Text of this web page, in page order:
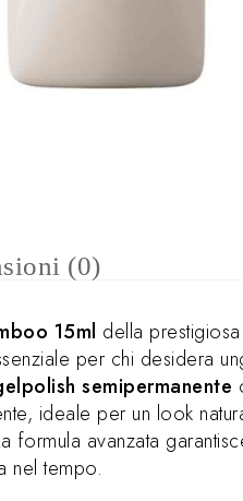
(0)
15ml della
per chi desidera
semipermanente
ideale per un look
formula avanzata
nel tempo.